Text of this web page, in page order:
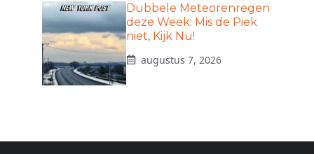
Dubbele Meteorenregen
deze Week: Mis de Piek
niet, Kijk Nu!
augustus 7, 2026